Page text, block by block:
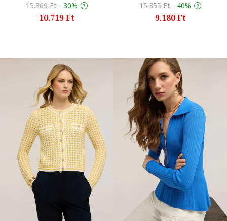
15.369 Ft - 30%
10.719 Ft
15.355 Ft - 40%
9.180 Ft